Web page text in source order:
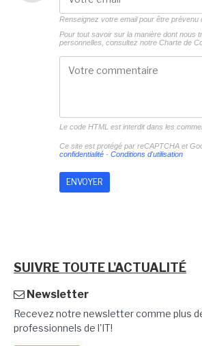
Renseignez votre email pour être prévenu
Pour tout savoir sur la manière dont nous
personnelles, consultez notre Charte de
Le code HTML est interdit dans les
Ce site est protégé par reCAPTCHA et
confidentialité- Conditions d'utilisation
SUIVRE TOUTE L'ACTUALITÉ
Newsletter
Recevez notre newsletter comme plus
professionnels de l'IT!